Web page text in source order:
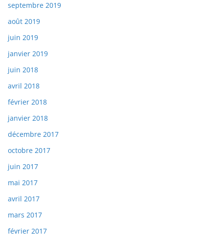
septembre 2019
août 2019
juin 2019
janvier 2019
juin 2018
avril 2018
février 2018
janvier 2018
décembre 2017
octobre 2017
juin 2017
mai 2017
avril 2017
mars 2017
février 2017